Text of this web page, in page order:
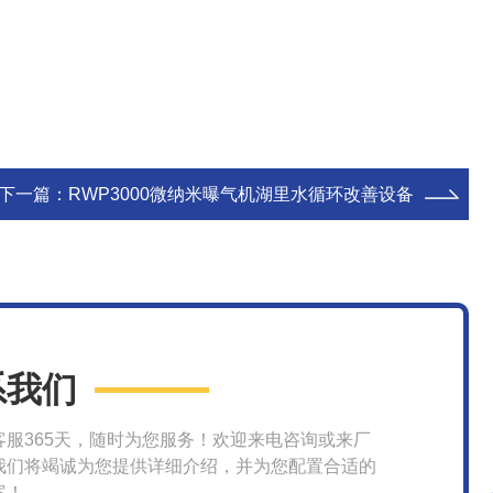
一篇： RWP3000微纳米曝气机湖里水循环改善设备
们
服365天，随时为您服务！欢迎来电咨询或来厂
们将竭诚为您提供详细介绍，并为您配置合适的